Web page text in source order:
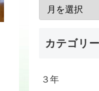
カテゴリー
３年